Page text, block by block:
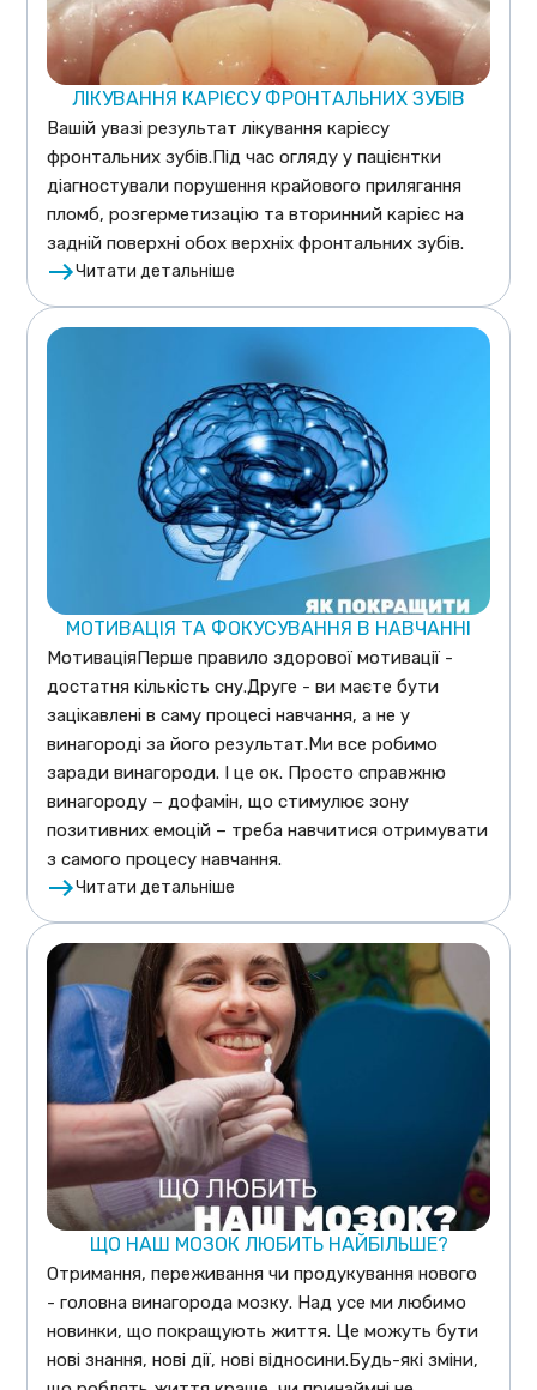
ЛІКУВАННЯ КАРІЄСУ ФРОНТАЛЬНИХ ЗУБІВ
Вашій увазі результат лікування карієсу
фронтальних зубів.Під час огляду у пацієнтки
діагностували порушення крайового прилягання
пломб, розгерметизацію та вторинний карієс на
задній поверхні обох верхніх фронтальних зубів.
Читати детальніше
МОТИВАЦІЯ ТА ФОКУСУВАННЯ В НАВЧАННІ
МотиваціяПерше правило здорової мотивації -
достатня кількість сну.Друге - ви маєте бути
зацікавлені в саму процесі навчання, а не у
винагороді за його результат.Ми все робимо
заради винагороди. І це ок. Просто справжню
винагороду – дофамін, що стимулює зону
позитивних емоцій – треба навчитися отримувати
з самого процесу навчання.
Читати детальніше
ЩО НАШ МОЗОК ЛЮБИТЬ НАЙБІЛЬШЕ?
Отримання, переживання чи продукування нового
- головна винагорода мозку. Над усе ми любимо
новинки, що покращують життя. Це можуть бути
нові знання, нові дії, нові відносини.Будь-які зміни,